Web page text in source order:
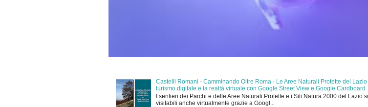
Castelli Romani - Camminando Oltre Roma - Le Aree Naturali Protette del Lazio
turismo digitale e la realtà virtuale con Google Street View e Google Cardboard
I sentieri dei Parchi e delle Aree Naturali Protette e i Siti Natura 2000 del Lazio
visitabili anche virtualmente grazie a Googl...